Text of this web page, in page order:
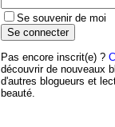
Se souvenir de moi
Pas encore inscrit(e) ?
découvrir de nouveaux
d'autres blogueurs et
beauté.